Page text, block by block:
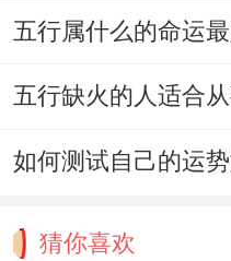
猜你喜欢